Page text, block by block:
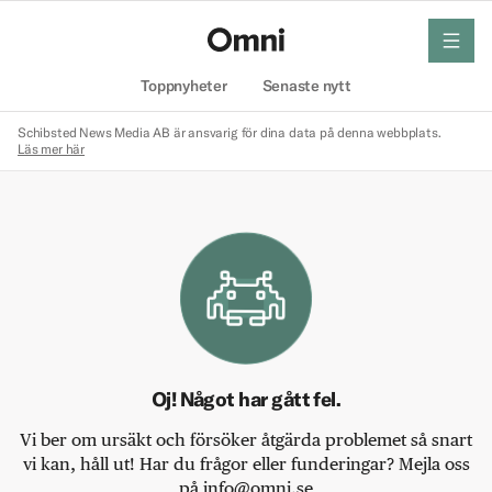
Toppnyheter Senaste nytt
meny
Schibsted News Media AB är ansvarig för dina data på denna webbplats.
Läs mer här
Oj! Något har gått fel.
Vi ber om ursäkt och försöker åtgärda problemet så snart
vi kan, håll ut! Har du frågor eller funderingar? Mejla oss